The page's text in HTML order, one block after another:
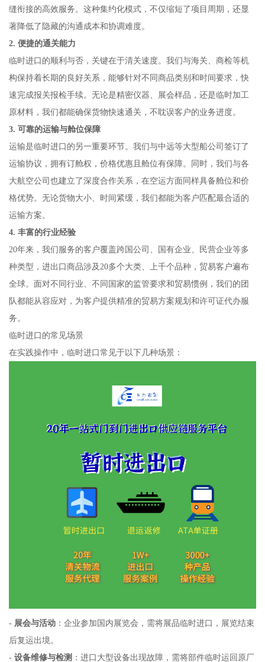
缝衔接的高效服务。这种集约化模式，不仅缩短了项目周期，还显
著降低了隐藏的沟通成本和协调难度。
2. 便捷的通关能力
临时进口的顺利与否，关键在于清关速度。我们与海关、商检等机
构保持着长期的良好关系，能够针对不同商品类别和时间要求，快
速完成报关报检手续。无论是精密仪器、展会样品，还是临时加工
原材料，我们都能确保货物快速通关，不耽误客户的业务进度。
3. 可靠的运输与舱位保障
运输是临时进口的另一重要环节。我们与中远等大型船公司签订了
运输协议，拥有订舱权，价格优惠且舱位有保障。同时，我们与各
大航空公司也建立了深度合作关系，在空运方面同样具备舱位和价
格优势。无论货物大小、时间紧缓，我们都能为客户匹配最合适的
运输方案。
4. 丰富的行业经验
20年来，我们服务的客户覆盖跨国公司、国有企业、民营企业等多
种类型，进出口商品涉及20多个大类、上千个品种，贸易客户遍布
全球。面对不同行业、不同国家的监管要求和贸易惯例，我们的团
队都能从容应对，为客户提供精准的贸易方案规划和许可证代办服
务。
临时进口的常见场景
在实践操作中，临时进口常见于以下几种场景：
- 展会与活动：企业参加国内展览会，需将展品临时进口，展览结束
后复运出境。
- 设备维修与检测 ：进口大型设备出现故障，需将部件临时运回原厂